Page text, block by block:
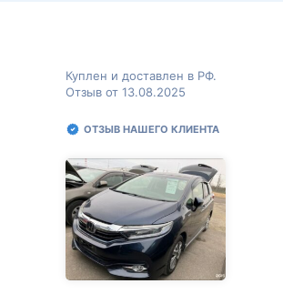
Куплен и доставлен в РФ.
Отзыв от 13.08.2025
ОТЗЫВ НАШЕГО КЛИЕНТА